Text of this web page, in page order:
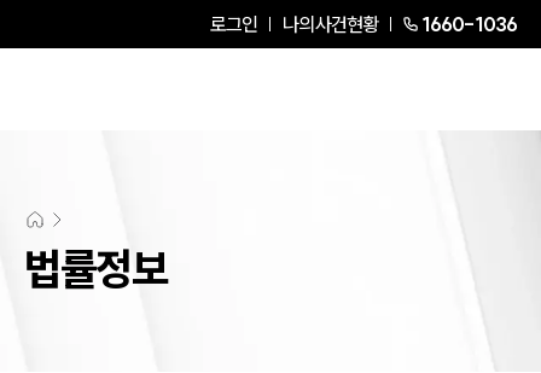
로그인 나의사건현황 1660-1036
법률정보